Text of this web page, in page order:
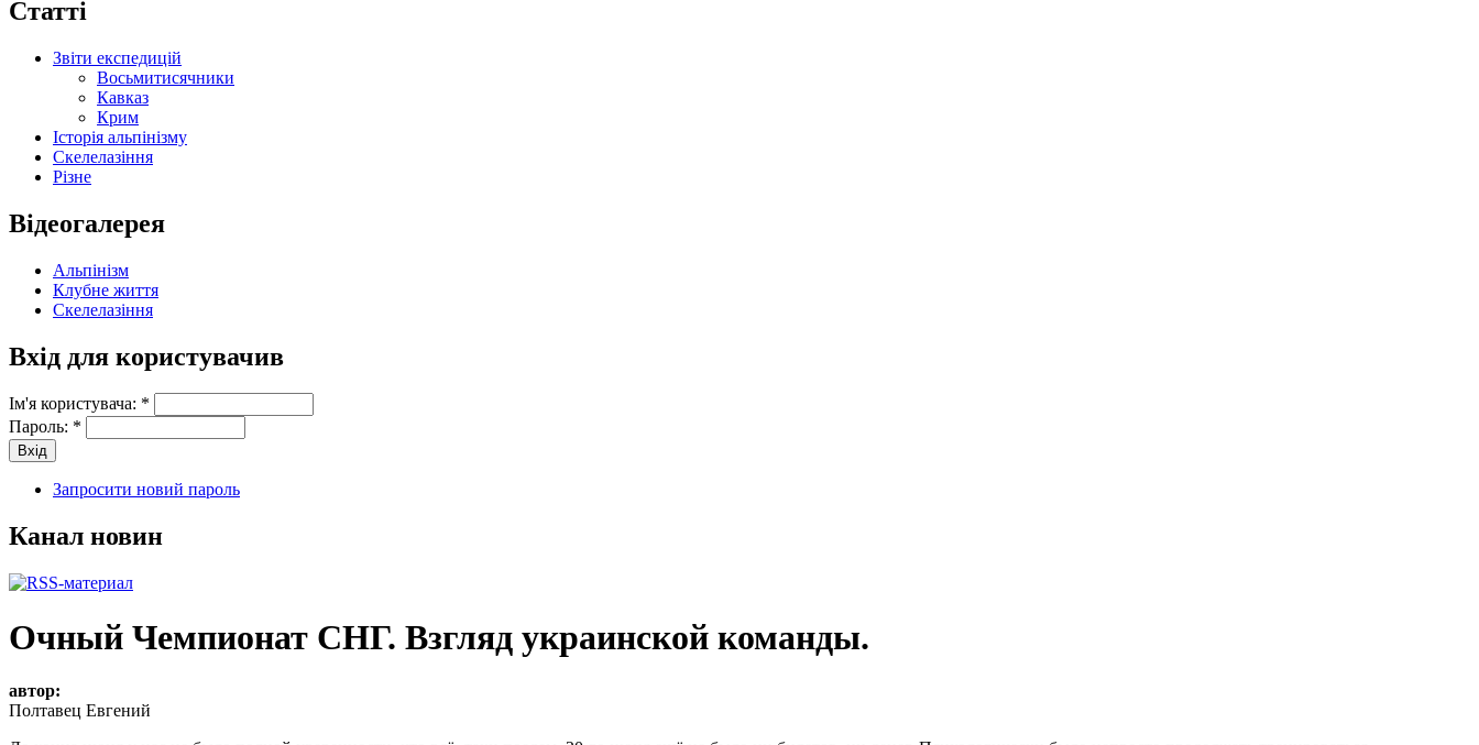
Статті
Звіти експедицій
Восьмитисячники
Кавказ
Крим
Історія альпінізму
Скелелазіння
Різне
Відеогалерея
Альпінізм
Клубне життя
Скелелазіння
Вхід для користувачив
Ім'я користувача: *
Пароль: *
Запросити новий пароль
Канал новин
Очный Чемпионат СНГ. Взгляд украинской команды.
автор:
Полтавец Евгений